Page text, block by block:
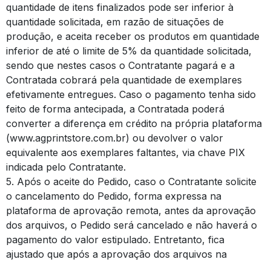
quantidade de itens finalizados pode ser inferior à
quantidade solicitada, em razão de situações de
produção, e aceita receber os produtos em quantidade
inferior de até o limite de 5% da quantidade solicitada,
sendo que nestes casos o Contratante pagará e a
Contratada cobrará pela quantidade de exemplares
efetivamente entregues. Caso o pagamento tenha sido
feito de forma antecipada, a Contratada poderá
converter a diferença em crédito na própria plataforma
(www.agprintstore.com.br) ou devolver o valor
equivalente aos exemplares faltantes, via chave PIX
indicada pelo Contratante.
5. Após o aceite do Pedido, caso o Contratante solicite
o cancelamento do Pedido, forma expressa na
plataforma de aprovação remota, antes da aprovação
dos arquivos, o Pedido será cancelado e não haverá o
pagamento do valor estipulado. Entretanto, fica
ajustado que após a aprovação dos arquivos na